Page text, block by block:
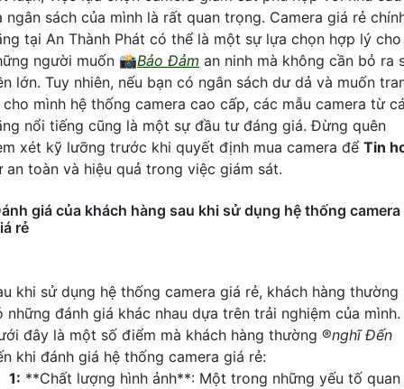
ngân sách của mình là rất quan trọng. Camera giá rẻ
tại An Thành Phát có thể là một sự lựa chọn hợp lý cho
người muốn 📸Bảo Đảm an ninh mà không cần bỏ ra
lớn. Tuy nhiên, nếu bạn có ngân sách dư dả và muốn
mình hệ thống camera cao cấp, các mẫu camera từ
nổi tiếng cũng là một sự đầu tư đáng giá. Đừng quên
xét kỹ lưỡng trước khi quyết định mua camera để Tin
an toàn và hiệu quả trong việc giám sát.
giá của khách hàng sau khi sử dụng hệ thống camera
rẻ
khi sử dụng hệ thống camera giá rẻ, khách hàng thường
những đánh giá khác nhau dựa trên trải nghiệm của mình.
đây là một số điểm mà khách hàng thường ®️nghĩ Đến
khi đánh giá hệ thống camera giá rẻ:
1: **Chất lượng hình ảnh**: Một trong những yếu tố quan